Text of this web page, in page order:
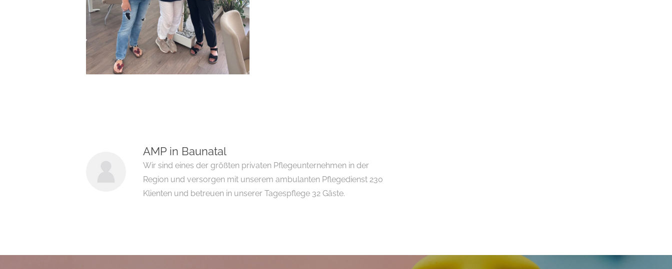
AMP in Baunatal
Wir sind eines der größten privaten Pflegeunternehmen in der
Region und versorgen mit unserem ambulanten Pflegedienst 230
Klienten und betreuen in unserer Tagespflege 32 Gäste.